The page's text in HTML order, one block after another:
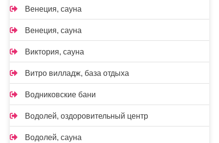
Венеция, сауна
Венеция, сауна
Виктория, сауна
Витро вилладж, база отдыха
Водниковские бани
Водолей, оздоровительный центр
Водолей, сауна